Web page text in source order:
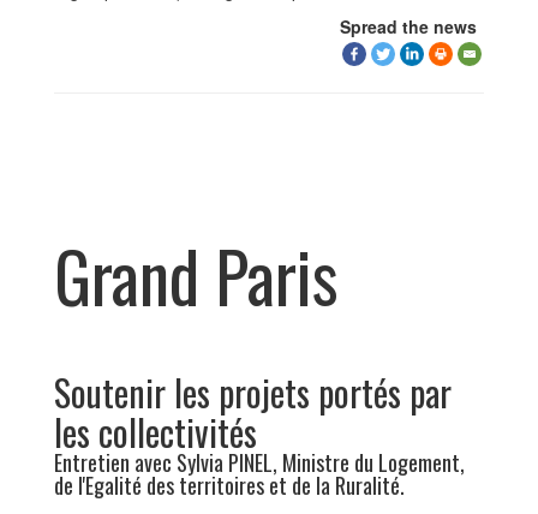
Spread the news
Grand Paris
Soutenir les projets portés par
les collectivités
Entretien avec Sylvia PINEL, Ministre du Logement,
de l'Egalité des territoires et de la Ruralité.